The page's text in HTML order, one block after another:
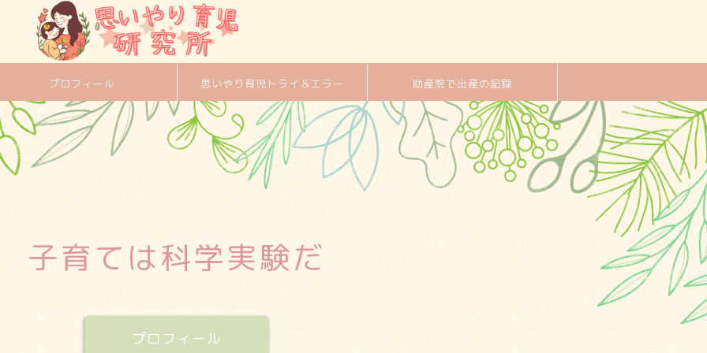
プロフィール 思いやり育児トライ＆エラー 助産院で出産の記録
子育ては科学実験だ
プロフィール